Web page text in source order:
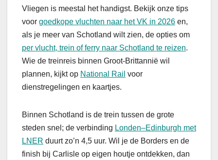
Vliegen is meestal het handigst. Bekijk onze tips
voor goedkope vluchten naar het VK in 2026 en,
als je meer van Schotland wilt zien, de opties om
per vlucht, trein of ferry naar Schotland te reizen.
Wie de treinreis binnen Groot-Brittannië wil
plannen, kijkt op National Rail voor
dienstregelingen en kaartjes.
Binnen Schotland is de trein tussen de grote
steden snel; de verbinding Londen–Edinburgh met
LNER duurt zo’n 4,5 uur. Wil je de Borders en de
finish bij Carlisle op eigen houtje ontdekken, dan